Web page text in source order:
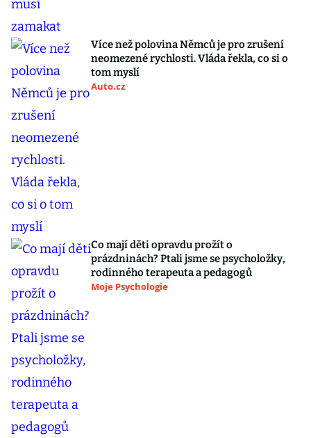
Více než polovina Němců je pro zrušení
neomezené rychlosti. Vláda řekla, co si o
tom myslí
Auto.cz
Co mají děti opravdu prožít o
prázdninách? Ptali jsme se psycholožky,
rodinného terapeuta a pedagogů
Moje Psychologie